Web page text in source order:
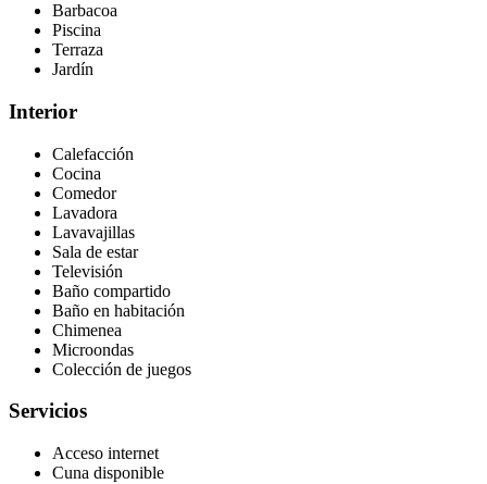
Barbacoa
Piscina
Terraza
Jardín
Interior
Calefacción
Cocina
Comedor
Lavadora
Lavavajillas
Sala de estar
Televisión
Baño compartido
Baño en habitación
Chimenea
Microondas
Colección de juegos
Servicios
Acceso internet
Cuna disponible